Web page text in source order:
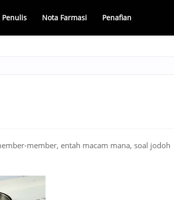
Nota Farmasi Penafian
member, entah macam mana, soal jodoh